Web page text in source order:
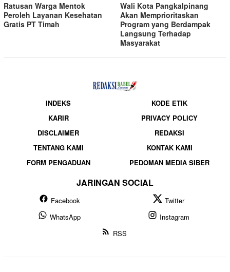
Ratusan Warga Mentok
Peroleh Layanan Kesehatan
Gratis PT Timah
Wali Kota Pangkalpinang
Akan Memprioritaskan
Program yang Berdampak
Langsung Terhadap
Masyarakat
INDEKS
KODE ETIK
KARIR
PRIVACY POLICY
DISCLAIMER
REDAKSI
TENTANG KAMI
KONTAK KAMI
FORM PENGADUAN
PEDOMAN MEDIA SIBER
JARINGAN SOCIAL
Facebook
Twitter
WhatsApp
Instagram
RSS